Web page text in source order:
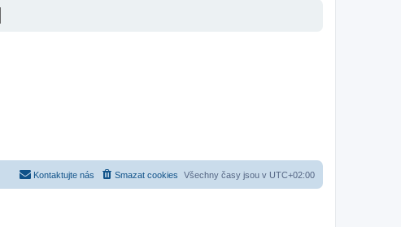
Všechny časy jsou v UTC+02:00
Smazat cookies
Kontaktujte nás